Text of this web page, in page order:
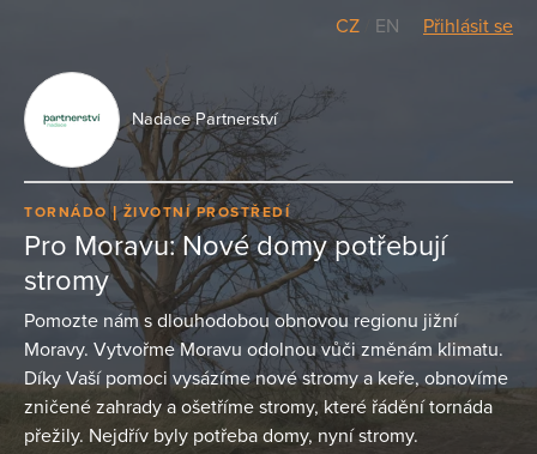
CZ EN Přihlásit se
Nadace Partnerství
TORNÁDO ŽIVOTNÍ PROSTŘEDÍ
Pro Moravu: Nové domy potřebují
stromy
Pomozte nám s dlouhodobou obnovou regionu jižní
Moravy. Vytvořme Moravu odolnou vůči změnám klimatu.
Díky Vaší pomoci vysázíme nové stromy a keře, obnovíme
zničené zahrady a ošetříme stromy, které řádění tornáda
přežily. Nejdřív byly potřeba domy, nyní stromy.